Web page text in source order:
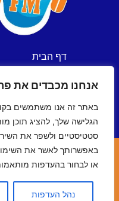
אנחנו מכבדים את
הגלישה שלך, להציג תוכן
סטטיסטיים ולשפר את
או לבחור בהעדפות
נהל העדפות
דף הבית
ספורט
תכניות
לוח שידורים
כל הזכויות שמורות © ל- 90FM
האתר נבנה ע"י